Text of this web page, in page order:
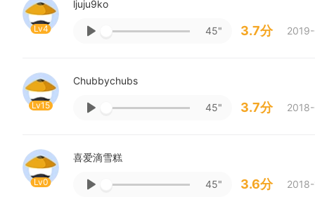
Lv4
ljuju9ko
45" 3.7分
Lv15
Chubbychubs
45" 3.7分
Lv0
喜爱滴雪糕
45" 3.6分